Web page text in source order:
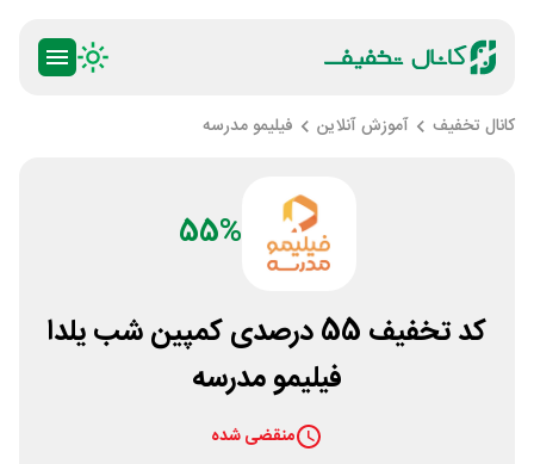
کانال تخفیف آموزش آنلاین فیلیمو مدرسه
55%
کد تخفیف 55 درصدی کمپین شب یلدا
فیلیمو مدرسه
منقضی شده